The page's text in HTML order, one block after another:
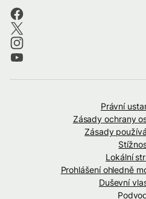
Právní
Zásady ochrany
Zásady
Lokální
Prohlášení ohledně
Duševní